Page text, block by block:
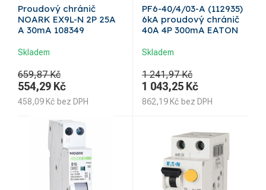
Proudový chránič
NOARK EX9L-N 2P 25A
A 30mA 108349
Skladem
659,87 Kč
554,29 Kč
458,09 Kč bez DPH
PF6-40/4/03-A (112935)
6kA proudový chránič
40A 4P 300mA EATON
Skladem
1 241,97 Kč
1 043,25 Kč
862,19 Kč bez DPH